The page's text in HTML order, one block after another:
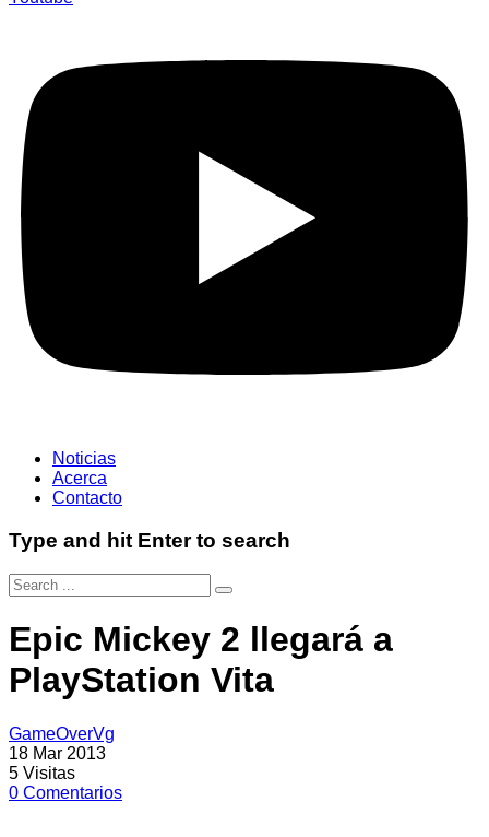
Noticias
Acerca
Contacto
Type and hit Enter to search
Epic Mickey 2 llegará a
PlayStation Vita
GameOverVg
18 Mar 2013
5 Visitas
0 Comentarios